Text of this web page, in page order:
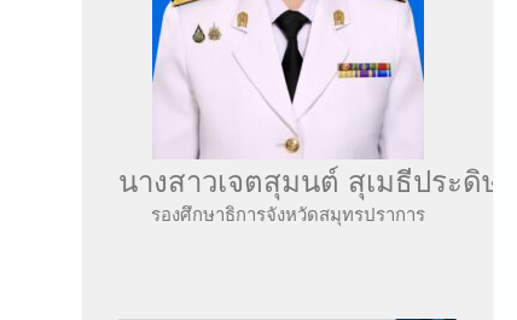
นางสาวเจตสุมนต์ สุเมธีประดิษฐ์
รองศึกษาธิการจังหวัดสมุทรปราการ